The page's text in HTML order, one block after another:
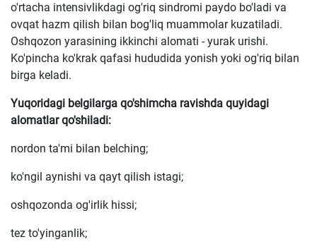
o'rtacha intensivlikdagi og'riq sindromi paydo bo'ladi va
ovqat hazm qilish bilan bog'liq muammolar kuzatiladi.
Oshqozon yarasining ikkinchi alomati - yurak urishi.
Ko'pincha ko'krak qafasi hududida yonish yoki og'riq bilan
birga keladi.
Yuqoridagi belgilarga qo'shimcha ravishda quyidagi
alomatlar qo'shiladi:
nordon ta'mi bilan belching;
ko'ngil aynishi va qayt qilish istagi;
oshqozonda og'irlik hissi;
tez to'yinganlik;